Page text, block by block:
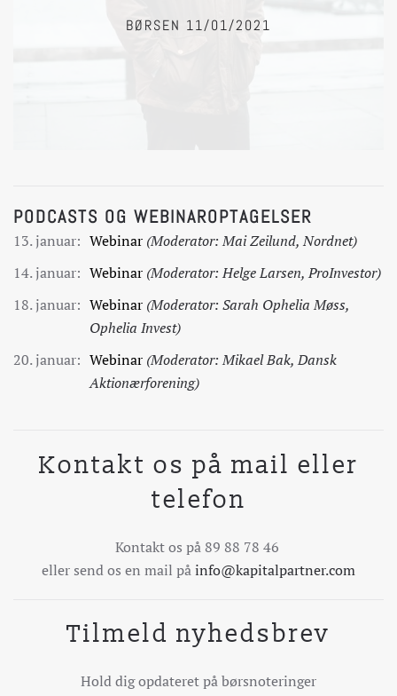
BØRSEN 11/01/2021
PODCASTS OG WEBINAROPTAGELSER
13. januar: Webinar (Moderator: Mai Zeilund, Nordnet)
14. januar: Webinar (Moderator: Helge Larsen, ProInvestor)
18. januar: Webinar (Moderator: Sarah Ophelia Møss,
Ophelia Invest)
20. januar: Webinar (Moderator: Mikael Bak, Dansk
Aktionærforening)
Kontakt os på mail eller
telefon
Kontakt os på 89 88 78 46
eller send os en mail påinfo@kapitalpartner.com
Tilmeld nyhedsbrev
Hold dig opdateret på børsnoteringer